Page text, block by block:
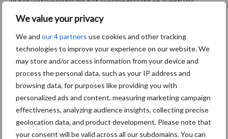
We value your privacy
We and our 4 partners use cookies and other tracking
technologies to improve your experience on our website. We
may store and/or access information from your device and
process the personal data, such as your IP address and
browsing data, for purposes like providing you with
personalized ads and content, measuring marketing campaign
effectiveness, analyzing audience insights, collecting precise
geolocation data, and product development. Please note that
your consent will be valid across all our subdomains. You can
wijzigingen op fiscaal gebied nog niet opgenomen. Het is dus nog
de huidige maatschappen, vof’s en cv’s en welke fiscale gevolgen
er zullen zijn.
Het concept wetsvoorstel is ter consultatie gepubliceerd. Dat
betekent dat er tot en met 31 mei gereageerd kan worden op
het concept wetsvoorstel. De verwachting is dat het
wetsvoorstel (eventueel op een aantal punten nog aangepast)
daarna wordt ingediend bij de Tweede Kamer.